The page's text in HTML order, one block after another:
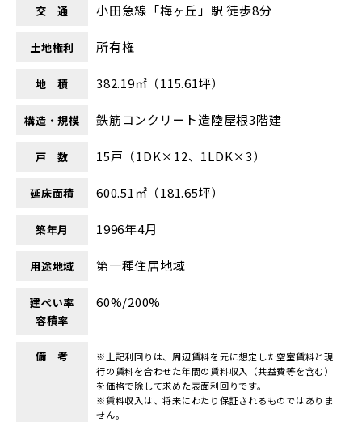
交 通 小田急線「梅ヶ丘」駅 徒歩8分
土地権利 所有権
地 積 382.19㎡（115.61坪）
構造・規模 鉄筋コンクリート造陸屋根3階建
戸 数 15戸（1DK×12、1LDK×3）
延床面積 600.51㎡（181.65坪）
築年月 1996年4月
用途地域 第一種住居地域
建ぺい率
容積率
60%/200%
備 考
※上記利回りは、周辺賃料を元に想定した空室賃料と現
行の賃料を合わせた年間の賃料収入（共益費等を含む）
を価格で除して求めた表面利回りです。
※賃料収入は、将来にわたり保証されるものではありま
せん。